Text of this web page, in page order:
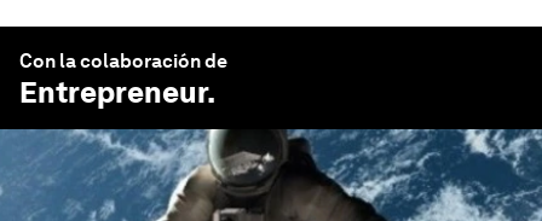
Con la colaboración de
Entrepreneur.